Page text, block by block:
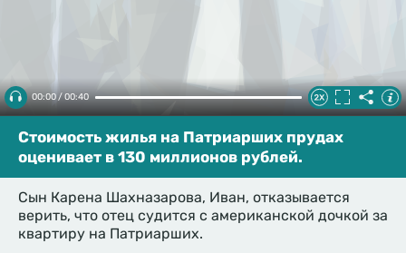
00:00 / 00:40
Стоимость жилья на Патриарших прудах
оценивает в 130 миллионов рублей.
Сын Карена Шахназарова, Иван, отказывается
верить, что отец судится с американской дочкой за
квартиру на Патриарших.